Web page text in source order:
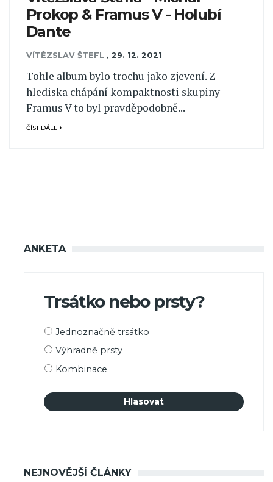
Prokop & Framus V - Holubí
Dante
VÍTĚZSLAV ŠTEFL , 29. 12. 2021
Tohle album bylo trochu jako zjevení. Z
hlediska chápání kompaktnosti skupiny
Framus V to byl pravděpodobně...
ČÍST DÁLE
ANKETA
Trsátko nebo prsty?
Možnosti
Jednoznačně trsátko
Výhradně prsty
Kombinace
NEJNOVĚJŠÍ ČLÁNKY